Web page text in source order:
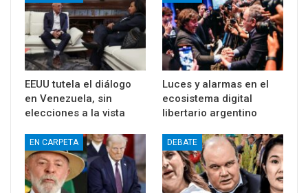
EEUU tutela el diálogo
en Venezuela, sin
elecciones a la vista
Luces y alarmas en el
ecosistema digital
libertario argentino
EN CARPETA DEBATE